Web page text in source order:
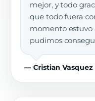
mejor, y todo
que todo fuera
momento estuvo
pudimos
— Cristian Vasquez